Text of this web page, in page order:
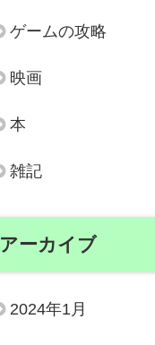
ゲームの攻略
映画
本
雑記
アーカイブ
2024年1月